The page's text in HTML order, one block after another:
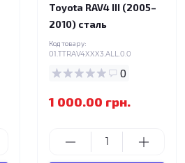
Toyota RAV4 III (2005–
2010) сталь
Код товару:
01.TTRAV4XXX3.ALL.0.0
0
1 000.00 грн.